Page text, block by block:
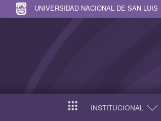
UNIVERSIDAD NACIONAL DE SAN LUIS
INICIO INSTITUCIONAL